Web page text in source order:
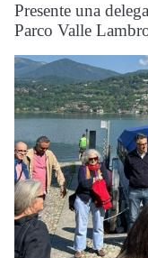
Presente una
Parco Valle